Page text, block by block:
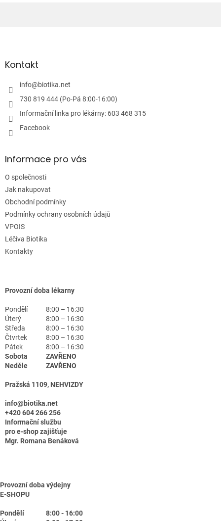
u
aKontakt
info@biotika.net
730 819 444 (Po-Pá 8:00-16:00)
Informační linka pro lékárny: 603 468 315
Facebook
Informace pro vás
O společnosti
Jak nakupovat
Obchodní podmínky
Podmínky ochrany osobních údajů
VPOIS
Léčiva Biotika
Kontakty
Provozní doba lékarny
Pondělí
8:00 – 16:30
Úterý
8:00 – 16:30
Středa
8:00 – 16:30
Čtvrtek
8:00 – 16:30
Pátek
8:00 – 16:30
Sobota
ZAVŘENO
Neděle
ZAVŘENO
Pražská 1109, NEHVIZDY
info@biotika.net
+420 604 266 256
Informační službu
pro e-shop zajišťuje
Mgr. Romana Benáková
Provozní doba výdejny
E-SHOPU
Pondělí
8:00 - 16:00